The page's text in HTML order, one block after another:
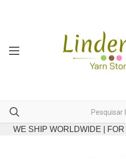
WE SHIP WORLDWIDE |